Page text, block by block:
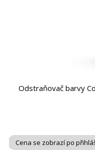
Odstraňovač barvy
Cena se zobrazí po